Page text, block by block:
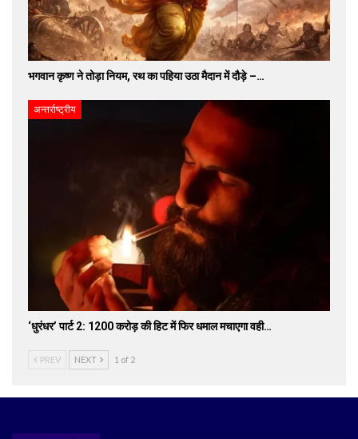
भगवान कृष्ण ने तोड़ा नियम, रथ का पहिया उठा मैदान में दौड़े –…
अन्तर्राष्ट्रीय
‘धुरंधर’ पार्ट 2: 1200 करोड़ की हिट में फिर धमाल मचाएगा वही…
PREV NEXT 1 of 2